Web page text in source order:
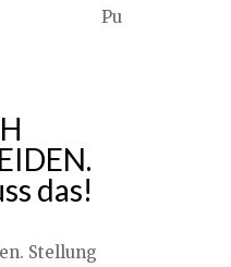
Pu
das!
Stellung